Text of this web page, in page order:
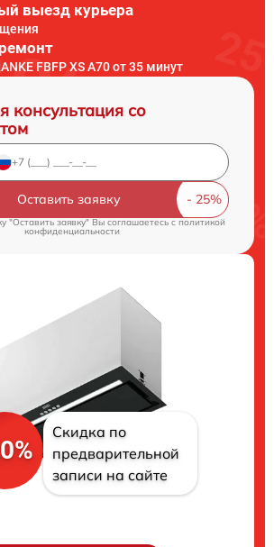
выезд курьера
FBFP XS A70 от 35 минут
консультация со
Оставить заявку
"Оставить заявку" Вы соглашаетесь cполитикой
конфиденциальности
Скидка по
предварительной
записи на сайте